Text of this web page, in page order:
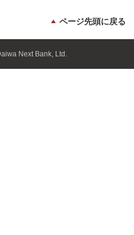
ページ先頭に戻る
Next Bank, Ltd.